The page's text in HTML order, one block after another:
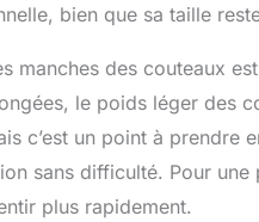
bien que sa taille
manches des couteaux
le poids léger des
c’est un point à prendre
sans difficulté. Pour
plus rapidement.